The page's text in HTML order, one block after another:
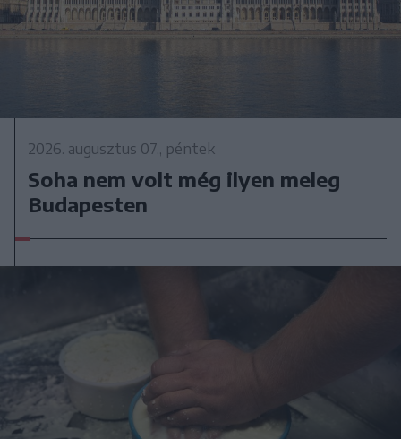
2026. augusztus 07., péntek
Soha nem volt még ilyen meleg
Budapesten